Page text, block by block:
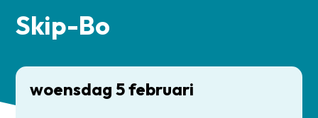
Skip-Bo
woensdag 5 februari